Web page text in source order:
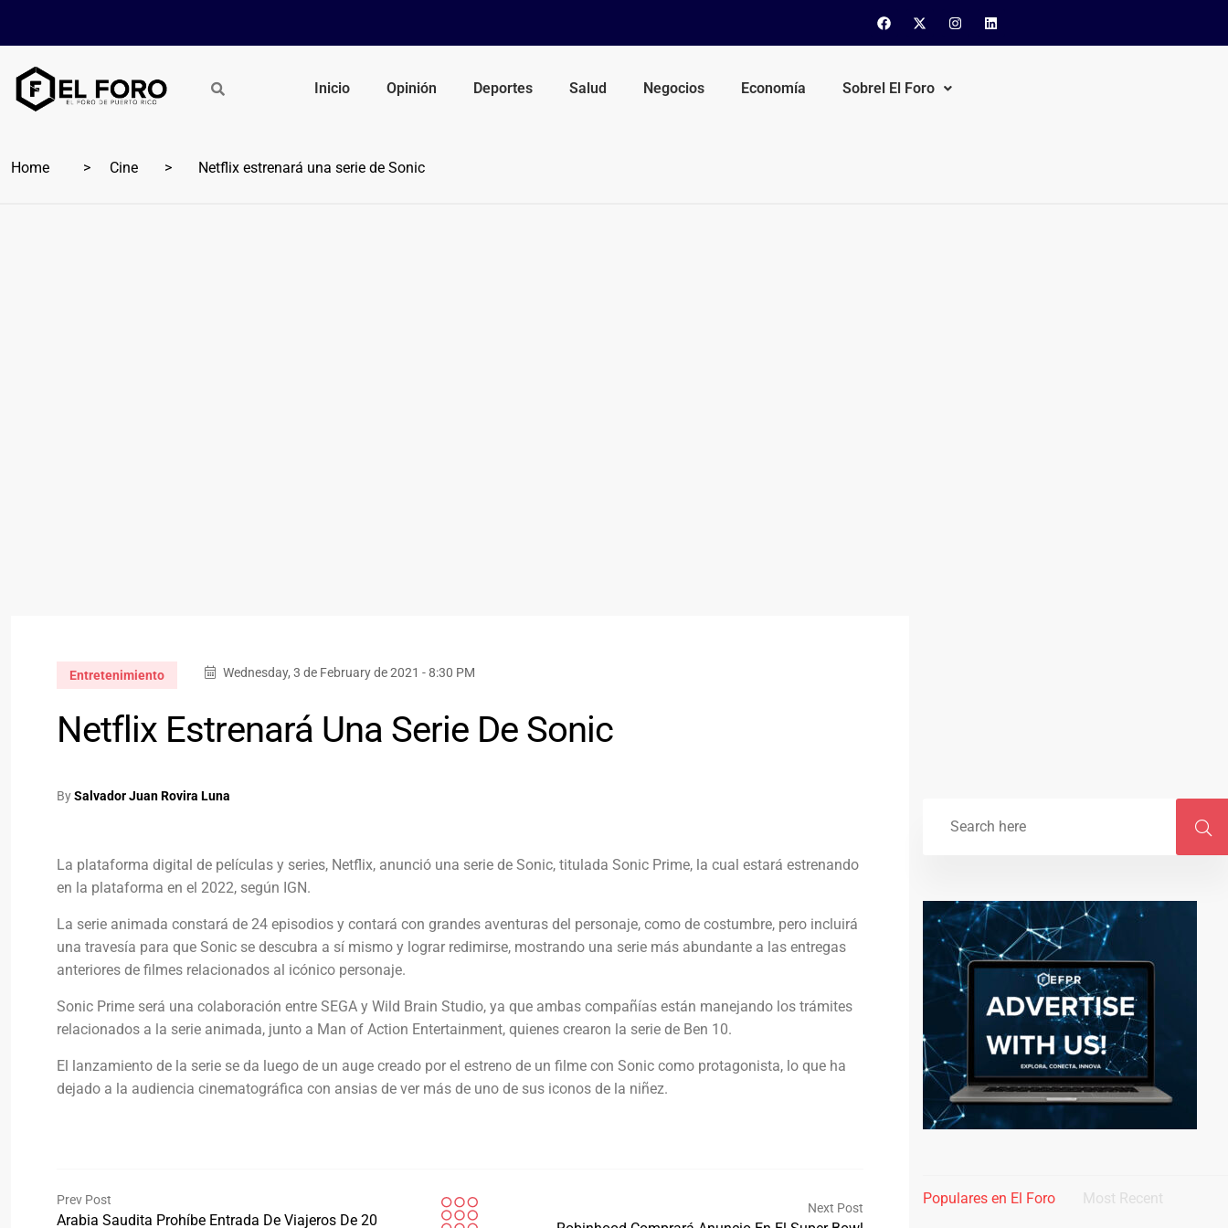
Inicio Opinión Deportes Salud Negocios Economía Sobrel El Foro
Home Cine Netflix estrenará una serie de Sonic
Entretenimiento Wednesday, 3 de February de 2021 - 8:30 PM
Netflix Estrenará Una Serie De Sonic
BySalvador Juan Rovira Luna
La plataforma digital de películas y series, Netflix, anunció una serie de Sonic, titulada Sonic Prime, la cual estará estrenando
en la plataforma en el 2022, según IGN.
La serie animada constará de 24 episodios y contará con grandes aventuras del personaje, como de costumbre, pero incluirá
una travesía para que Sonic se descubra a sí mismo y lograr redimirse, mostrando una serie más abundante a las entregas
anteriores de filmes relacionados al icónico personaje.
Sonic Prime será una colaboración entre SEGA y Wild Brain Studio, ya que ambas compañías están manejando los trámites
relacionados a la serie animada, junto a Man of Action Entertainment, quienes crearon la serie de Ben 10.
El lanzamiento de la serie se da luego de un auge creado por el estreno de un filme con Sonic como protagonista, lo que ha
dejado a la audiencia cinematográfica con ansias de ver más de uno de sus iconos de la niñez.
Prev Post
Arabia Saudita Prohíbe Entrada De Viajeros De 20
Next Post
Populares en El Foro Most Recent